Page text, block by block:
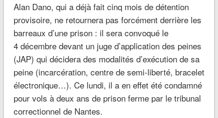
Alan Dano, qui a déjà fait cinq mois de détention
provisoire, ne retournera pas forcément derrière les
barreaux d’une prison : il sera convoqué le
4 décembre devant un juge d’application des peines
(JAP) qui décidera des modalités d’exécution de sa
peine (incarcération, centre de semi-liberté, bracelet
électronique…). Ce lundi, il a en effet été condamné
pour vols à deux ans de prison ferme par le tribunal
correctionnel de Nantes.